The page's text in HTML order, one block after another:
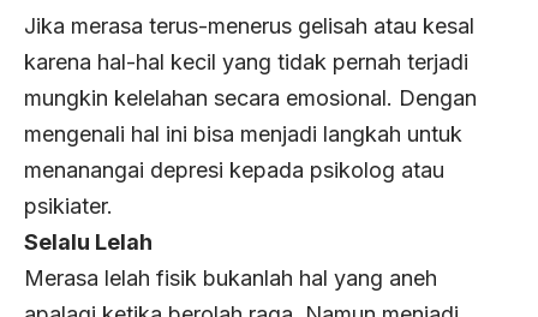
Jika merasa terus-menerus gelisah atau kesal
karena hal-hal kecil yang tidak pernah terjadi
mungkin kelelahan secara emosional. Dengan
mengenali hal ini bisa menjadi langkah untuk
menanangai depresi kepada psikolog atau
psikiater.
Selalu Lelah
Merasa lelah fisik bukanlah hal yang aneh